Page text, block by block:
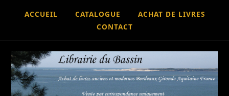
ACCUEIL CATALOGUE
ACHAT DE LIVRES
CONTACT